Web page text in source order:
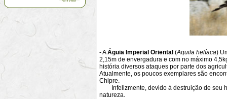
- AÁguia Imperial Oriental (Aquila helíaca)
2,15m de envergadura e com no máximo
história diversos ataques por parte dos
Atualmente, os poucos exemplares são
Chipre.
Infelizmente, devido à destruição de seu
natureza.